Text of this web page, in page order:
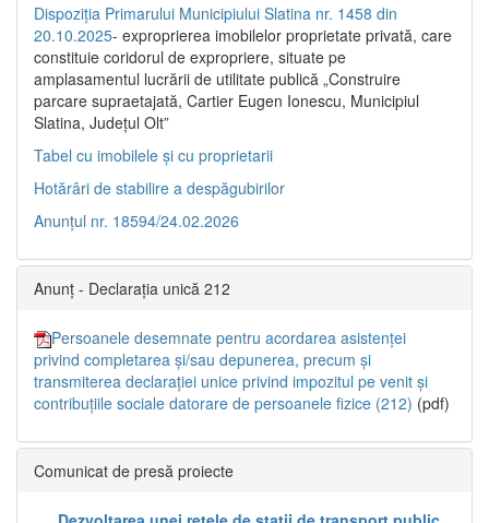
Dispoziția Primarului Municipiului Slatina nr. 1458 din
20.10.2025- exproprierea imobilelor proprietate privată, care
constituie coridorul de expropriere, situate pe
amplasamentul lucrării de utilitate publică „Construire
parcare supraetajată, Cartier Eugen Ionescu, Municipiul
Slatina, Județul Olt”
Tabel cu imobilele și cu proprietarii
Hotărâri de stabilire a despăgubirilor
Anunțul nr. 18594/24.02.2026
Anunț - Declarația unică 212
Persoanele desemnate pentru acordarea asistenței
privind completarea și/sau depunerea, precum și
transmiterea declarației unice privind impozitul pe venit și
contribuțiile sociale datorare de persoanele fizice (212) (pdf)
Comunicat de presă proiecte